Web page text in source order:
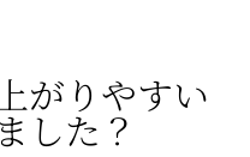
がりやすい
した？